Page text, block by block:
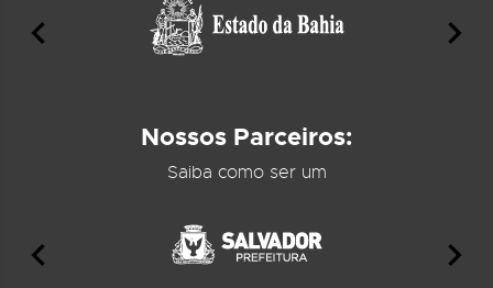
Nossos Parceiros:
Saiba como ser um